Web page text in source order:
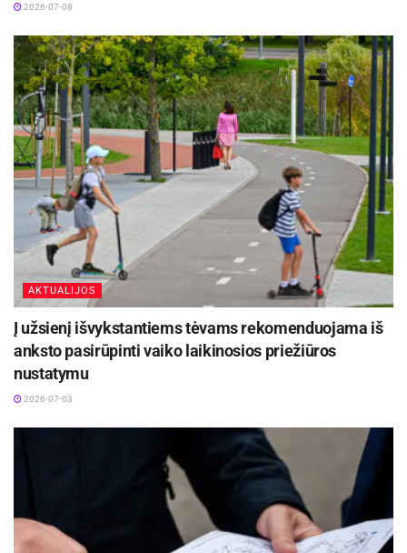
2026-07-08
AKTUALIJOS
Į užsienį išvykstantiems tėvams rekomenduojama iš
anksto pasirūpinti vaiko laikinosios priežiūros
nustatymu
2026-07-03